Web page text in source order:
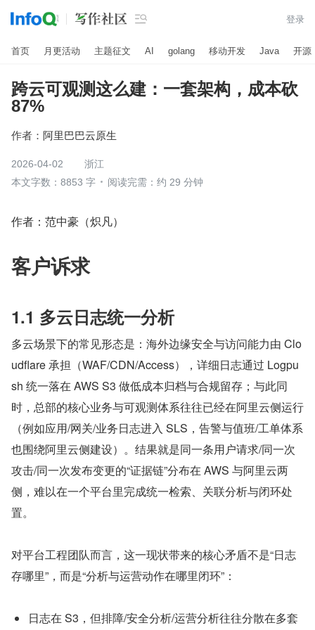
 登录
首页 月更活动 主题征文 AI golang 移动开发 Java 开源
跨云可观测这么建：一套架构，成本砍
87%
作者： 阿里巴巴云原生
2026-04-02
浙江
本文字数：8853 字
阅读完需：约 29 分钟
作者：范中豪（炽凡）
客户诉求
1.1 多云日志统一分析
多云场景下的常见形态是：海外边缘安全与访问能力由 Clo
udflare 承担（WAF/CDN/Access），详细日志通过 Logpu
sh 统一落在 AWS S3 做低成本归档与合规留存；与此同
时，总部的核心业务与可观测体系往往已经在阿里云侧运行
（例如应用/网关/业务日志进入 SLS，告警与值班/工单体系
也围绕阿里云侧建设）。结果就是同一条用户请求/同一次
攻击/同一次发布变更的“证据链”分布在 AWS 与阿里云两
侧，难以在一个平台里完成统一检索、关联分析与闭环处
置。
对平台工程团队而言，这一现状带来的核心矛盾不是“日志
存哪里”，而是“分析与运营动作在哪里闭环”：
日志在 S3，但排障/安全分析/运营分析往往分散在多套